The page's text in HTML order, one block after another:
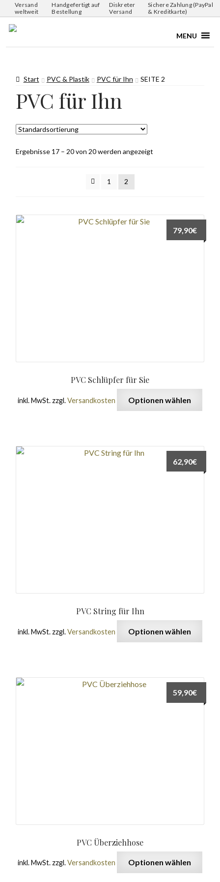
Versand
weltweit
Handgefertigt auf
Bestellung
Diskreter
Versand
Sichere Zahlung (PayPal
& Kreditkarte)
MENU
Start PVC & Plastik PVC für Ihn SEITE 2
PVC für Ihn
Ergebnisse 17 – 20 von 20 werden angezeigt
1 2
PVC Schlüpfer für Sie
79,90€
inkl. MwSt. zzgl.Versandkosten Optionen wählen
PVC String für Ihn
62,90€
inkl. MwSt. zzgl.Versandkosten Optionen wählen
PVC Überziehhose
59,90€
inkl. MwSt.zzgl.Versandkosten Optionen wählen